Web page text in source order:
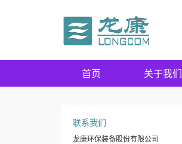
首页 关于我们
联系我们
龙康环保装备股份有限公司